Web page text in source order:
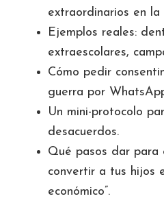
extraordinarios en la
Ejemplos reales:
extraescolares,
Cómo pedir
guerra por
Un mini-protocolo
desacuerdos.
Qué pasos dar para
convertir a tus hijos
económico”.